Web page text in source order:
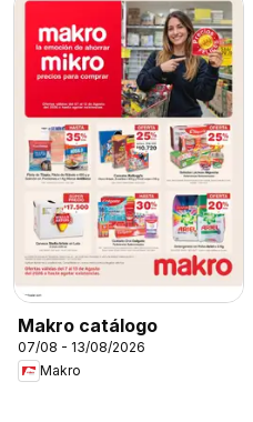
Makro catálogo
07/08 - 13/08/2026
Makro